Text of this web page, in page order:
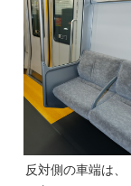
反対側の車端は、